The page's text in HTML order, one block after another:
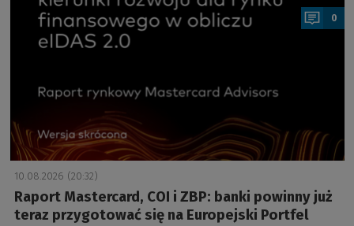
0
10.08.2026 (20:32)
Raport Mastercard, COI i ZBP: banki powinny już
teraz przygotować się na Europejski Portfel